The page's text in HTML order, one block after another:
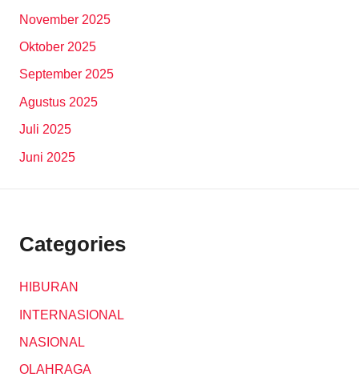
November 2025
Oktober 2025
September 2025
Agustus 2025
Juli 2025
Juni 2025
Categories
HIBURAN
INTERNASIONAL
NASIONAL
OLAHRAGA